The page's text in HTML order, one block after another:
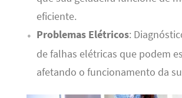
eficiente.
Problemas Elétricos:
de falhas elétricas que podem
afetando o funcionamento da